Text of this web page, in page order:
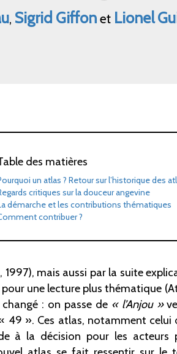
, Sigrid Giffon et Lionel
des matières
un atlas ? Retour sur l’historique des
critiques sur la douceur angevine
démarche et les contributions thématiques
contribuer?
1997), mais aussi par la suite
une lecture plus thématique
: on passe de « l’Anjou »
49 ». Ces atlas, notamment
à la décision pour les acteurs